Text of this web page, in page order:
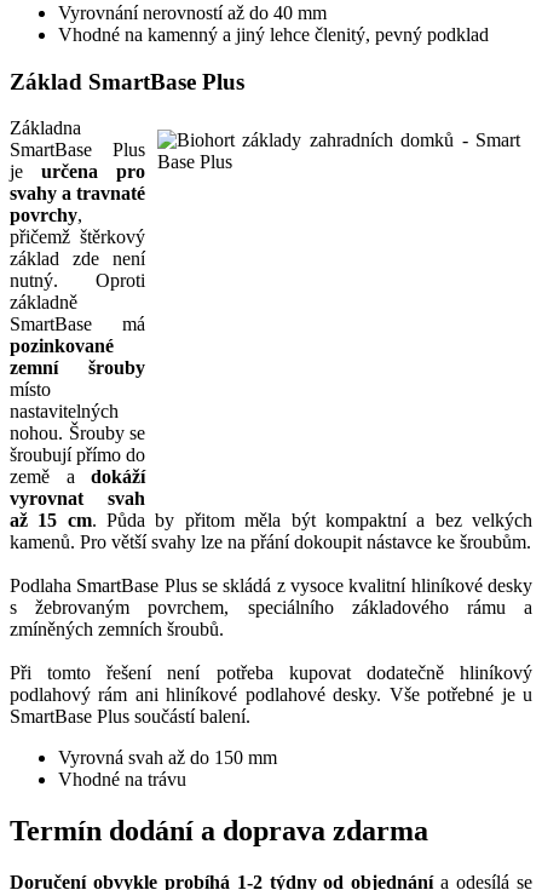
Vyrovnání nerovností až do 40 mm
Vhodné na kamenný a jiný lehce členitý, pevný podklad
Základ SmartBase Plus
Základna
SmartBase Plus
je určena pro
svahy a travnaté
povrchy,
přičemž štěrkový
základ zde není
nutný. Oproti
základně
SmartBase má
pozinkované
zemní šrouby
místo
nastavitelných
nohou. Šrouby se
šroubují přímo do
země a dokáží
vyrovnat svah
až 15 cm. Půda by přitom měla být kompaktní a bez velkých
kamenů. Pro větší svahy lze na přání dokoupit nástavce ke šroubům.
Podlaha SmartBase Plus se skládá z vysoce kvalitní hliníkové desky
s žebrovaným povrchem, speciálního základového rámu a
zmíněných zemních šroubů.
Při tomto řešení není potřeba kupovat dodatečně hliníkový
podlahový rám ani hliníkové podlahové desky. Vše potřebné je u
SmartBase Plus součástí balení.
Vyrovná svah až do 150 mm
Vhodné na trávu
Termín dodání a doprava zdarma
Doručení obvykle probíhá 1-2 týdny od objednánía odesílá se